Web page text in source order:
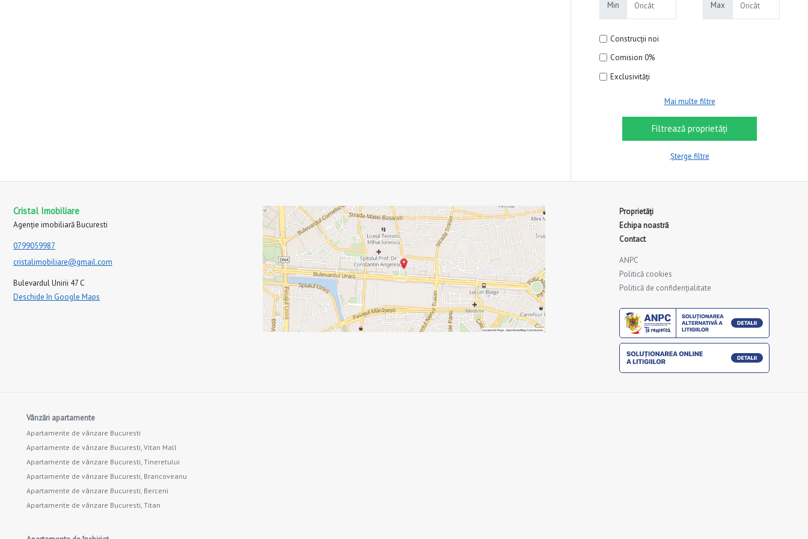
Min Max
Construcții noi
Comision 0%
Exclusivități
Mai multe filtre
Șterge filtre
Cristal Imobiliare
Agenție imobiliară Bucuresti
0799059987
cristalimobiliare@gmail.com
Bulevardul Unirii 47 C
Deschide în Google Maps
Proprietăți
Echipa noastră
Contact
ANPC
Politică cookies
Politică de confidențialitate
Vânzări apartamente
Apartamente de vânzare Bucuresti
Apartamente de vânzare Bucuresti, Vitan Mall
Apartamente de vânzare Bucuresti, Tineretului
Apartamente de vânzare Bucuresti, Brancoveanu
Apartamente de vânzare Bucuresti, Berceni
Apartamente de vânzare Bucuresti, Titan